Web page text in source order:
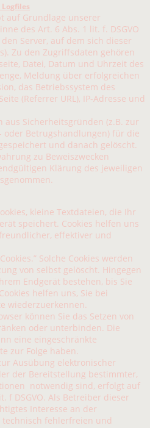
auf Grundlage unserer
des Art. 6 Abs. 1 lit. f. DSGVO
Server, auf dem sich dieser
Zu den Zugriffsdaten gehören
Datei, Datum und Uhrzeit des
Meldung über erfolgreichen
das Betriebssystem des
(Referrer URL), IP-Adresse und
aus Sicherheitsgründen (z.B. zur
oder Betrugshandlungen) für die
und danach gelöscht.
zu Beweiszwecken
Klärung des jeweiligen
kleine Textdateien, die Ihr
speichert. Cookies helfen uns
effektiver und
Solche Cookies werden
von selbst gelöscht. Hingegen
Endgerät bestehen, bis Sie
helfen uns, Sie bei
wiederzuerkennen.
können Sie das Setzen von
oder unterbinden. Die
eine eingeschränkte
zur Folge haben.
Ausübung elektronischer
der Bereitstellung bestimmter,
notwendig sind, erfolgt auf
f DSGVO. Als Betreiber dieser
Interesse an der
technisch fehlerfreien und